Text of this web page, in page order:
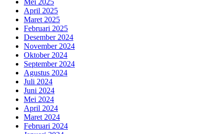
Mei 2025
April 2025
Maret 2025
Februari 2025
Desember 2024
November 2024
Oktober 2024
September 2024
Agustus 2024
Juli 2024
Juni 2024
Mei 2024
April 2024
Maret 2024
Februari 2024